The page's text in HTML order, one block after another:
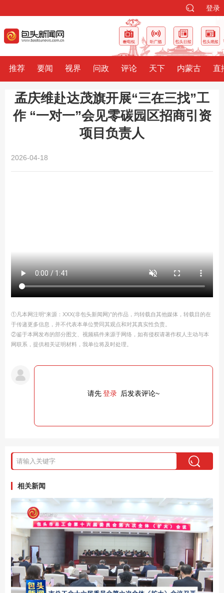
登录
推荐 要闻 视界 问政 评论 天下 内蒙古 直
孟庆维赴达茂旗开展“三在三找”工
作 “一对一”会见零碳园区招商引资
项目负责人
2026-04-18
①凡本网注明“来源：XXX(非包头新闻网)”的作品，均转载自其他媒体，转载目的在
于传递更多信息，并不代表本单位赞同其观点和对其真实性负责。
②鉴于本网发布的部分图文、视频稿件来源于网络，如有侵权请著作权人主动与本
网联系，提供相关证明材料，我单位将及时处理。
请先登录 后发表评论~
相关新闻